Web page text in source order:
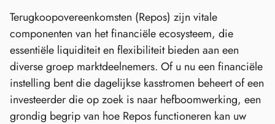
Terugkoopovereenkomsten (Repos) zijn vitale
componenten van het financiële ecosysteem, die
essentiële liquiditeit en flexibiliteit bieden aan een
diverse groep marktdeelnemers. Of u nu een financiële
instelling bent die dagelijkse kasstromen beheert of een
investeerder die op zoek is naar hefboomwerking, een
grondig begrip van hoe Repos functioneren kan uw